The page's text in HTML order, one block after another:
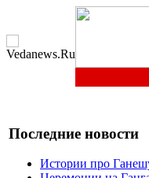
Последние новости
Истории про